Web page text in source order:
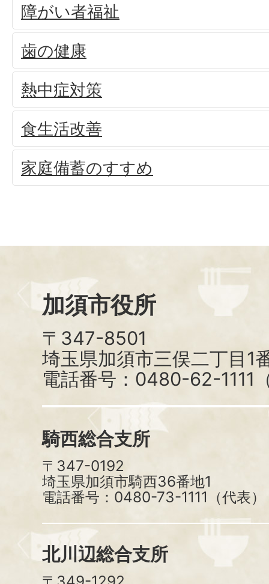
障がい者福祉
歯の健康
熱中症対策
食生活改善
家庭備蓄のすすめ
加須市役所
〒347-8501
埼玉県加須市三俣二丁目1
電話番号：0480-62-1111
騎西総合支所
〒347-0192
埼玉県加須市騎西36番地1
電話番号：0480-73-1111（代表）
北川辺総合支所